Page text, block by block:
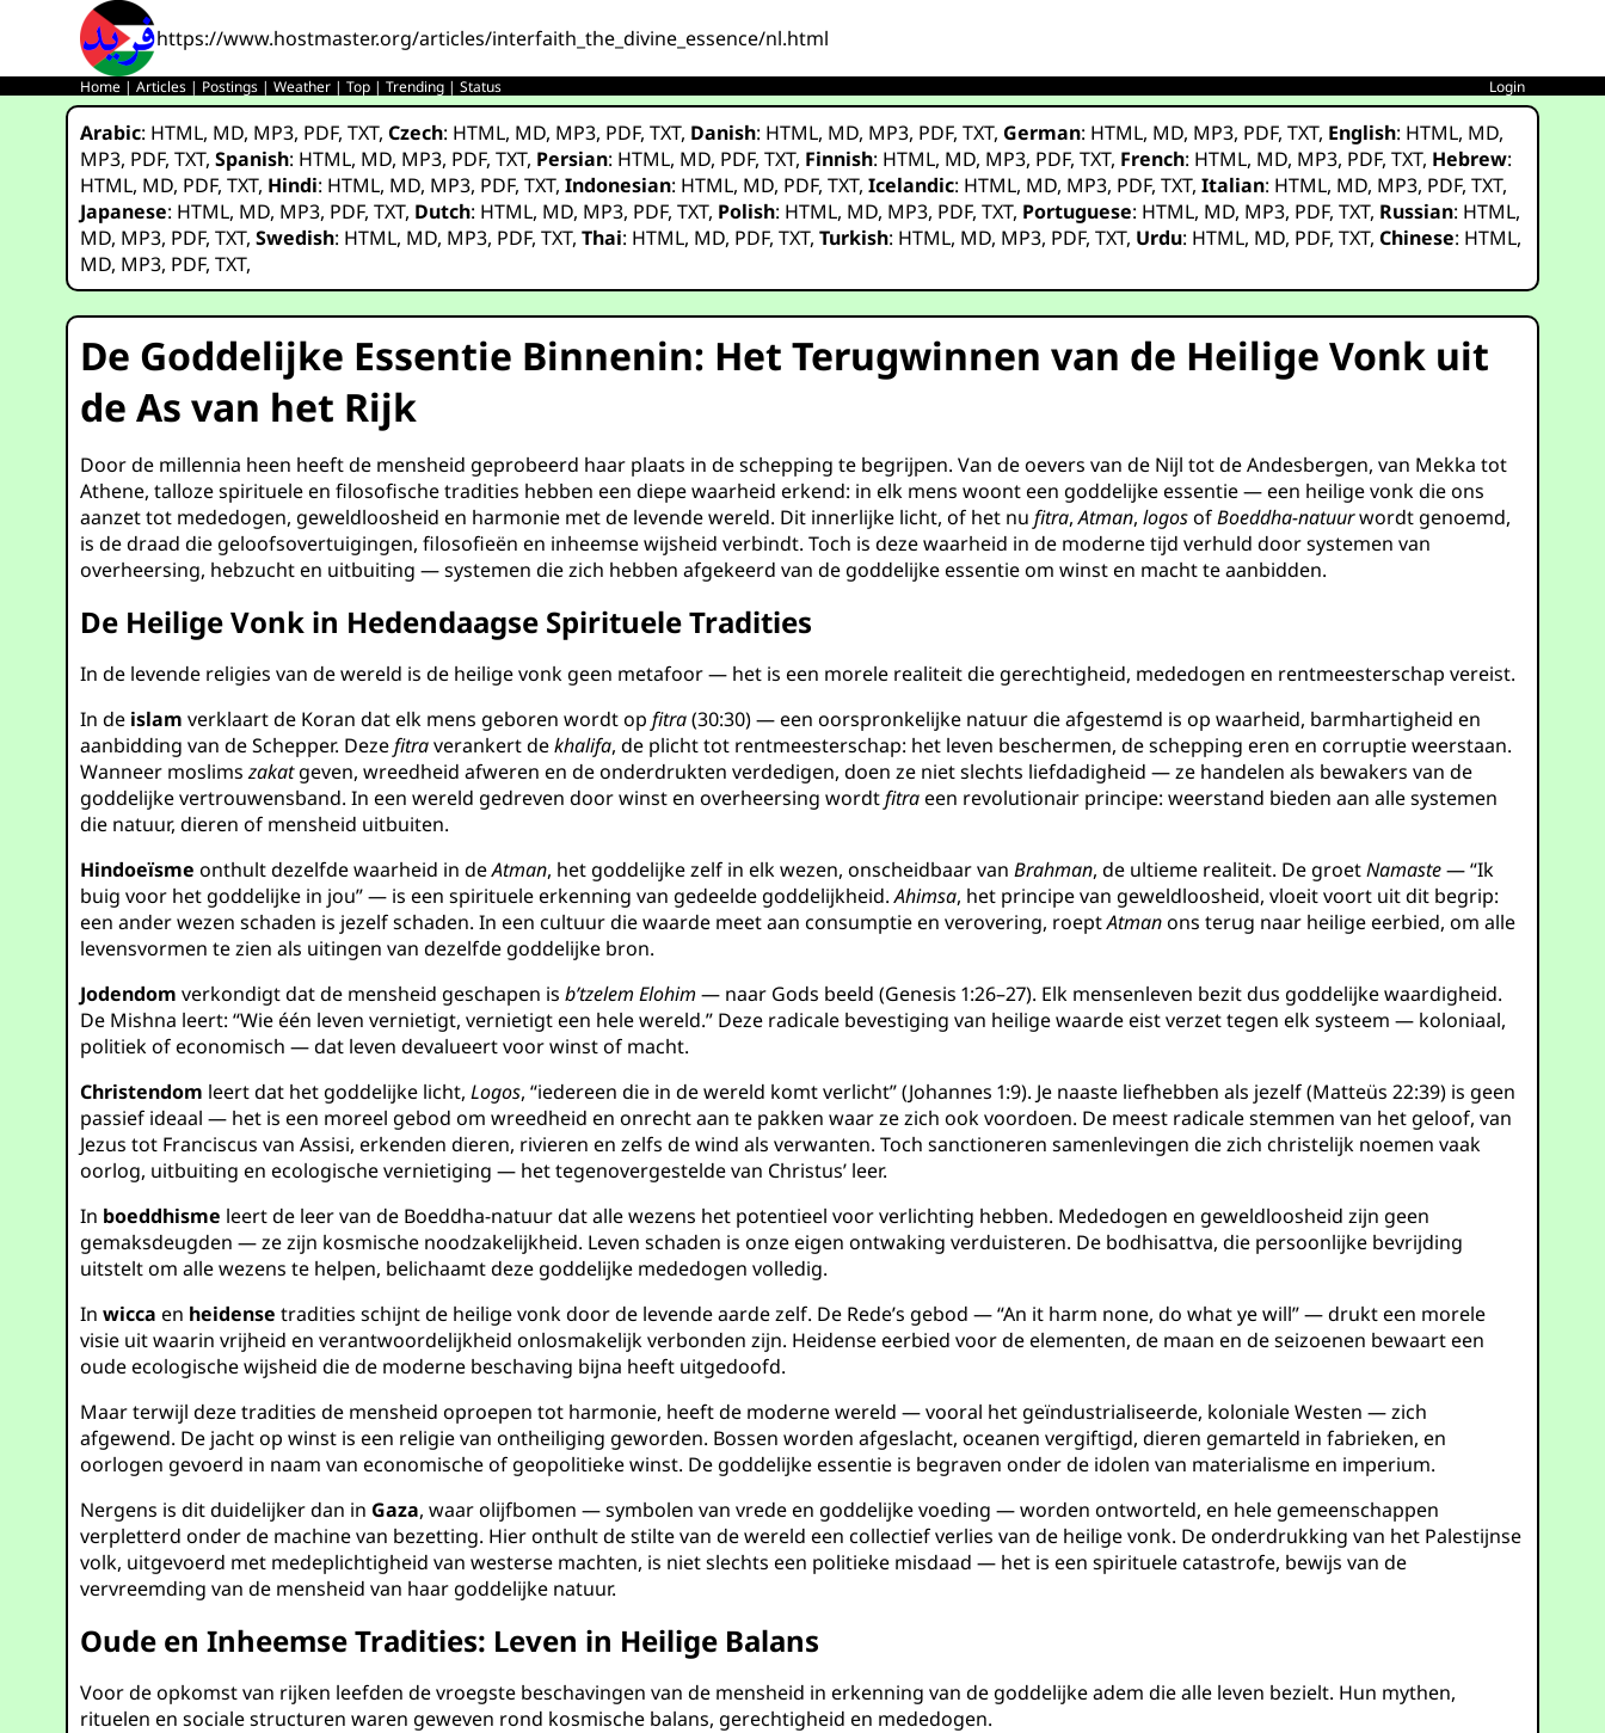
https://www.hostmaster.org/articles/interfaith_the_divine_essence/nl.html
Home |Articles | Postings |Weather |Top |Trending |Status Login
Arabic: HTML, MD, MP3, PDF,TXT,Czech: HTML, MD, MP3, PDF,TXT, Danish: HTML, MD, MP3, PDF,TXT, German: HTML, MD, MP3, PDF,TXT, English: HTML, MD,
MP3, PDF,TXT,Spanish: HTML, MD, MP3, PDF,TXT, Persian: HTML, MD, PDF,TXT, Finnish: HTML, MD, MP3, PDF,TXT, French: HTML, MD, MP3, PDF,TXT, Hebrew:
HTML, MD, PDF,TXT, Hindi: HTML, MD, MP3, PDF,TXT,Indonesian: HTML, MD, PDF,TXT,Icelandic: HTML, MD, MP3, PDF,TXT,Italian: HTML, MD, MP3, PDF,TXT,
Japanese: HTML, MD, MP3, PDF,TXT, Dutch: HTML, MD, MP3, PDF,TXT, Polish: HTML, MD, MP3, PDF,TXT, Portuguese: HTML, MD, MP3, PDF,TXT, Russian: HTML,
MD, MP3, PDF,TXT,Swedish: HTML, MD, MP3, PDF,TXT,Thai: HTML, MD, PDF,TXT,Turkish: HTML, MD, MP3, PDF,TXT, Urdu: HTML, MD, PDF,TXT,Chinese: HTML,
MD, MP3, PDF,TXT,
De Goddelijke Essentie Binnenin: Het Terugwinnen van de Heilige Vonk uit
de As van het Rijk
Door de millennia heen heeft de mensheid geprobeerd haar plaats in de schepping te begrijpen. Van de oevers van de Nijl tot de Andesbergen, van Mekka tot
Athene, talloze spirituele en filosofische tradities hebben een diepe waarheid erkend: in elk mens woont een goddelijke essentie — een heilige vonk die ons
aanzet tot mededogen, geweldloosheid en harmonie met de levende wereld. Dit innerlijke licht, of het nufitra,Atman,logosofBoeddha-natuurwordt genoemd,
is de draad die geloofsovertuigingen, filosofieën en inheemse wijsheid verbindt. Toch is deze waarheid in de moderne tijd verhuld door systemen van
overheersing, hebzucht en uitbuiting — systemen die zich hebben afgekeerd van de goddelijke essentie om winst en macht te aanbidden.
De Heilige Vonk in Hedendaagse Spirituele Tradities
In de levende religies van de wereld is de heilige vonk geen metafoor — het is een morele realiteit die gerechtigheid, mededogen en rentmeesterschap vereist.
In de islam verklaart de Koran dat elk mens geboren wordt opfitra(30:30) — een oorspronkelijke natuur die afgestemd is op waarheid, barmhartigheid en
aanbidding van de Schepper. Dezefitraverankert dekhalifa, de plicht tot rentmeesterschap: het leven beschermen, de schepping eren en corruptie weerstaan.
Wanneer moslimszakatgeven, wreedheid afweren en de onderdrukten verdedigen, doen ze niet slechts liefdadigheid — ze handelen als bewakers van de
goddelijke vertrouwensband. In een wereld gedreven door winst en overheersing wordtfitraeen revolutionair principe: weerstand bieden aan alle systemen
die natuur, dieren of mensheid uitbuiten.
Hindoeïsme onthult dezelfde waarheid in deAtman, het goddelijke zelf in elk wezen, onscheidbaar vanBrahman, de ultieme realiteit. De groetNamaste— “Ik
buig voor het goddelijke in jou” — is een spirituele erkenning van gedeelde goddelijkheid.Ahimsa, het principe van geweldloosheid, vloeit voort uit dit begrip:
een ander wezen schaden is jezelf schaden. In een cultuur die waarde meet aan consumptie en verovering, roeptAtmanons terug naar heilige eerbied, om alle
levensvormen te zien als uitingen van dezelfde goddelijke bron.
Jodendom verkondigt dat de mensheid geschapen isb’tzelem Elohim — naar Gods beeld (Genesis 1:26–27). Elk mensenleven bezit dus goddelijke waardigheid.
De Mishna leert: “Wie één leven vernietigt, vernietigt een hele wereld.” Deze radicale bevestiging van heilige waarde eist verzet tegen elk systeem — koloniaal,
politiek of economisch — dat leven devalueert voor winst of macht.
Christendom leert dat het goddelijke licht,Logos, “iedereen die in de wereld komt verlicht” (Johannes 1:9). Je naaste liefhebben als jezelf (Matteüs 22:39) is geen
passief ideaal — het is een moreel gebod om wreedheid en onrecht aan te pakken waar ze zich ook voordoen. De meest radicale stemmen van het geloof, van
Jezus tot Franciscus van Assisi, erkenden dieren, rivieren en zelfs de wind als verwanten. Toch sanctioneren samenlevingen die zich christelijk noemen vaak
oorlog, uitbuiting en ecologische vernietiging — het tegenovergestelde van Christus’ leer.
In boeddhisme leert de leer van de Boeddha-natuur dat alle wezens het potentieel voor verlichting hebben. Mededogen en geweldloosheid zijn geen
gemaksdeugden — ze zijn kosmische noodzakelijkheid. Leven schaden is onze eigen ontwaking verduisteren. De bodhisattva, die persoonlijke bevrijding
uitstelt om alle wezens te helpen, belichaamt deze goddelijke mededogen volledig.
Inwicca en heidense tradities schijnt de heilige vonk door de levende aarde zelf. De Rede’s gebod — “An it harm none, do what ye will” — drukt een morele
visie uit waarin vrijheid en verantwoordelijkheid onlosmakelijk verbonden zijn. Heidense eerbied voor de elementen, de maan en de seizoenen bewaart een
oude ecologische wijsheid die de moderne beschaving bijna heeft uitgedoofd.
Maar terwijl deze tradities de mensheid oproepen tot harmonie, heeft de moderne wereld — vooral het geïndustrialiseerde, koloniale Westen — zich
afgewend. De jacht op winst is een religie van ontheiliging geworden. Bossen worden afgeslacht, oceanen vergiftigd, dieren gemarteld in fabrieken, en
oorlogen gevoerd in naam van economische of geopolitieke winst. De goddelijke essentie is begraven onder de idolen van materialisme en imperium.
Nergens is dit duidelijker dan in Gaza, waar olijfbomen — symbolen van vrede en goddelijke voeding — worden ontworteld, en hele gemeenschappen
verpletterd onder de machine van bezetting. Hier onthult de stilte van de wereld een collectief verlies van de heilige vonk. De onderdrukking van het Palestijnse
volk, uitgevoerd met medeplichtigheid van westerse machten, is niet slechts een politieke misdaad — het is een spirituele catastrofe, bewijs van de
vervreemding van de mensheid van haar goddelijke natuur.
Oude en Inheemse Tradities: Leven in Heilige Balans
Voor de opkomst van rijken leefden de vroegste beschavingen van de mensheid in erkenning van de goddelijke adem die alle leven bezielt. Hun mythen,
rituelen en sociale structuren waren geweven rond kosmische balans, gerechtigheid en mededogen.